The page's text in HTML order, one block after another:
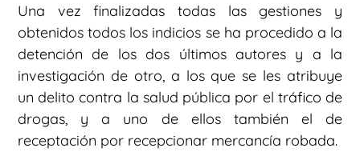
Una vez finalizadas todas las gestiones y
obtenidos todos los indicios se ha procedido a la
detención de los dos últimos autores y a la
investigación de otro, a los que se les atribuye
un delito contra la salud pública por el tráfico de
drogas, y a uno de ellos también el de
receptación por recepcionar mercancía robada.